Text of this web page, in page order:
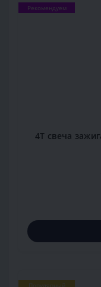
Рекомендуем
4Т свеча
Популярный